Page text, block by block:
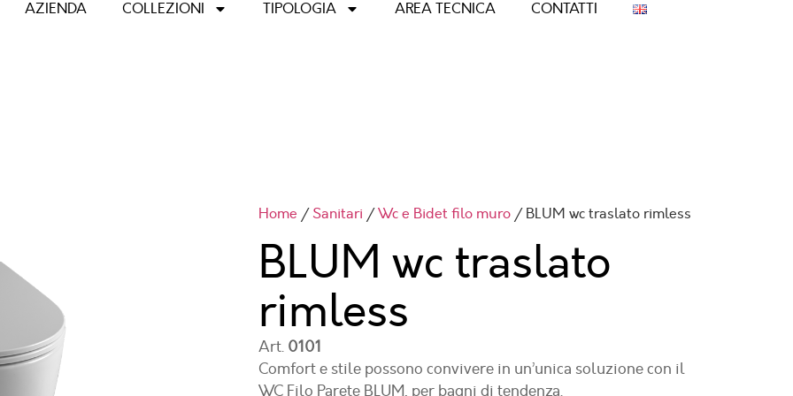
AZIENDA COLLEZIONI TIPOLOGIA AREA TECNICA CONTATTI
Home /Sanitari /Wc e Bidet filo muro/ BLUM wc traslato rimless
BLUM wc traslato
rimless
Art. 0101
Comfort e stile possono convivere in un’unica soluzione con il
WC Filo Parete BLUM, per bagni di tendenza.